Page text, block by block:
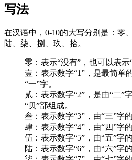
写法
在汉语中，0-10的大写分别是：零
陆、柒、捌、玖、拾。
零：表示“没有”，也可以表示
壹：表示数字“1”，是最简单
“一”字。
贰：表示数字“2”，是由“二”
“贝”部组成。
叁：表示数字“3”，由“三”字
肆：表示数字“4”，由“四”字
伍：表示数字“5”，由“五”字
陆：表示数字“6”，由“六”字